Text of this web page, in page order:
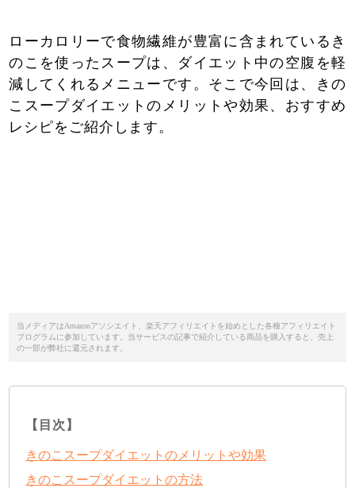
ローカロリーで食物繊維が豊富に含まれているき
のこを使ったスープは、ダイエット中の空腹を軽
減してくれるメニューです。そこで今回は、きの
こスープダイエットのメリットや効果、おすすめ
レシピをご紹介します。
当メディアはAmazonアソシエイト、楽天アフィリエイトを始めとした各種アフィリエイト
プログラムに参加しています。当サービスの記事で紹介している商品を購入すると、売上
の一部が弊社に還元されます。
【目次】
きのこスープダイエットのメリットや効果
きのこスープダイエットの方法